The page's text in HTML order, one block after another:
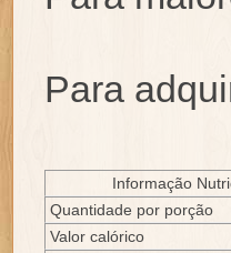
Para
Informação
Quantidade por porção
Valor calórico